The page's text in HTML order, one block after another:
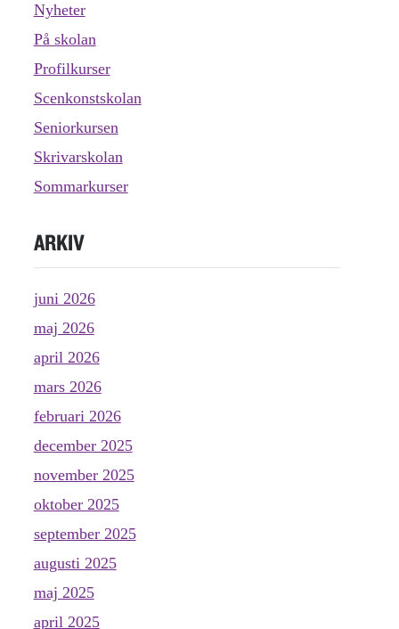
Nyheter
På skolan
Profilkurser
Scenkonstskolan
Seniorkursen
Skrivarskolan
Sommarkurser
ARKIV
juni 2026
maj 2026
april 2026
mars 2026
februari 2026
december 2025
november 2025
oktober 2025
september 2025
augusti 2025
maj 2025
april 2025